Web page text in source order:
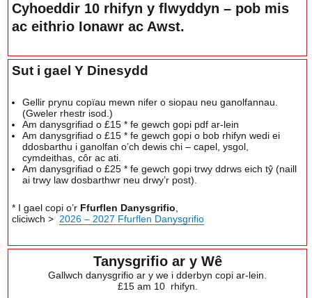
Cyhoeddir 10 rhifyn y flwyddyn – pob mis
ac eithrio Ionawr ac Awst.
Sut i gael Y Dinesydd
Gellir prynu copïau mewn nifer o siopau neu ganolfannau.
(Gweler rhestr isod.)
Am danysgrifiad o £15 * fe gewch gopi pdf ar-lein
Am danysgrifiad o £15 * fe gewch gopi o bob rhifyn wedi ei
ddosbarthu i ganolfan o’ch dewis chi – capel, ysgol,
cymdeithas, côr ac ati.
Am danysgrifiad o £25 * fe gewch gopi trwy ddrws eich tŷ (naill
ai trwy law dosbarthwr neu drwy’r post).
* I gael copi o’r Ffurflen Danysgrifio
cliciwch > 2026 – 2027 Ffurflen Danysgrifio
Tanysgrifio ar y Wê
Gallwch danysgrifio ar y we i dderbyn copi ar-lein.
£15 am 10 rhifyn.